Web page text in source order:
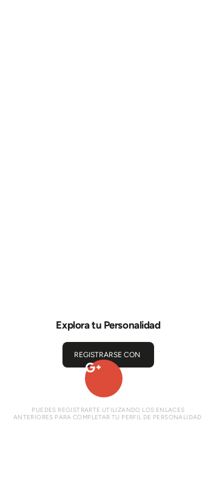
Explora tu Personalidad
REGISTRARSE CON
PUEDES REGISTRARTE UTILIZANDO LOS ENLACES
ANTERIORES PARA COMPLETAR TU PERFIL DE PERSONALIDAD.